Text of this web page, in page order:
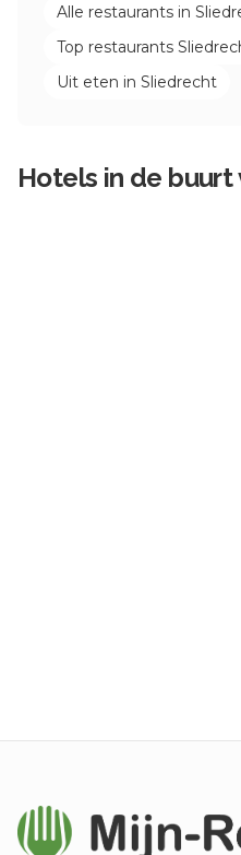
Alle restaurants in
Top restaurants
Uit eten in Sliedrecht
Hotels in de buurt